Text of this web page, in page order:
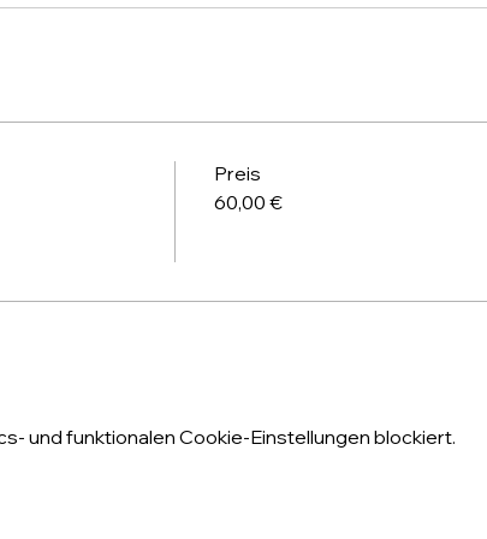
Preis
60,00 €
und funktionalen Cookie-Einstellungen blockiert.